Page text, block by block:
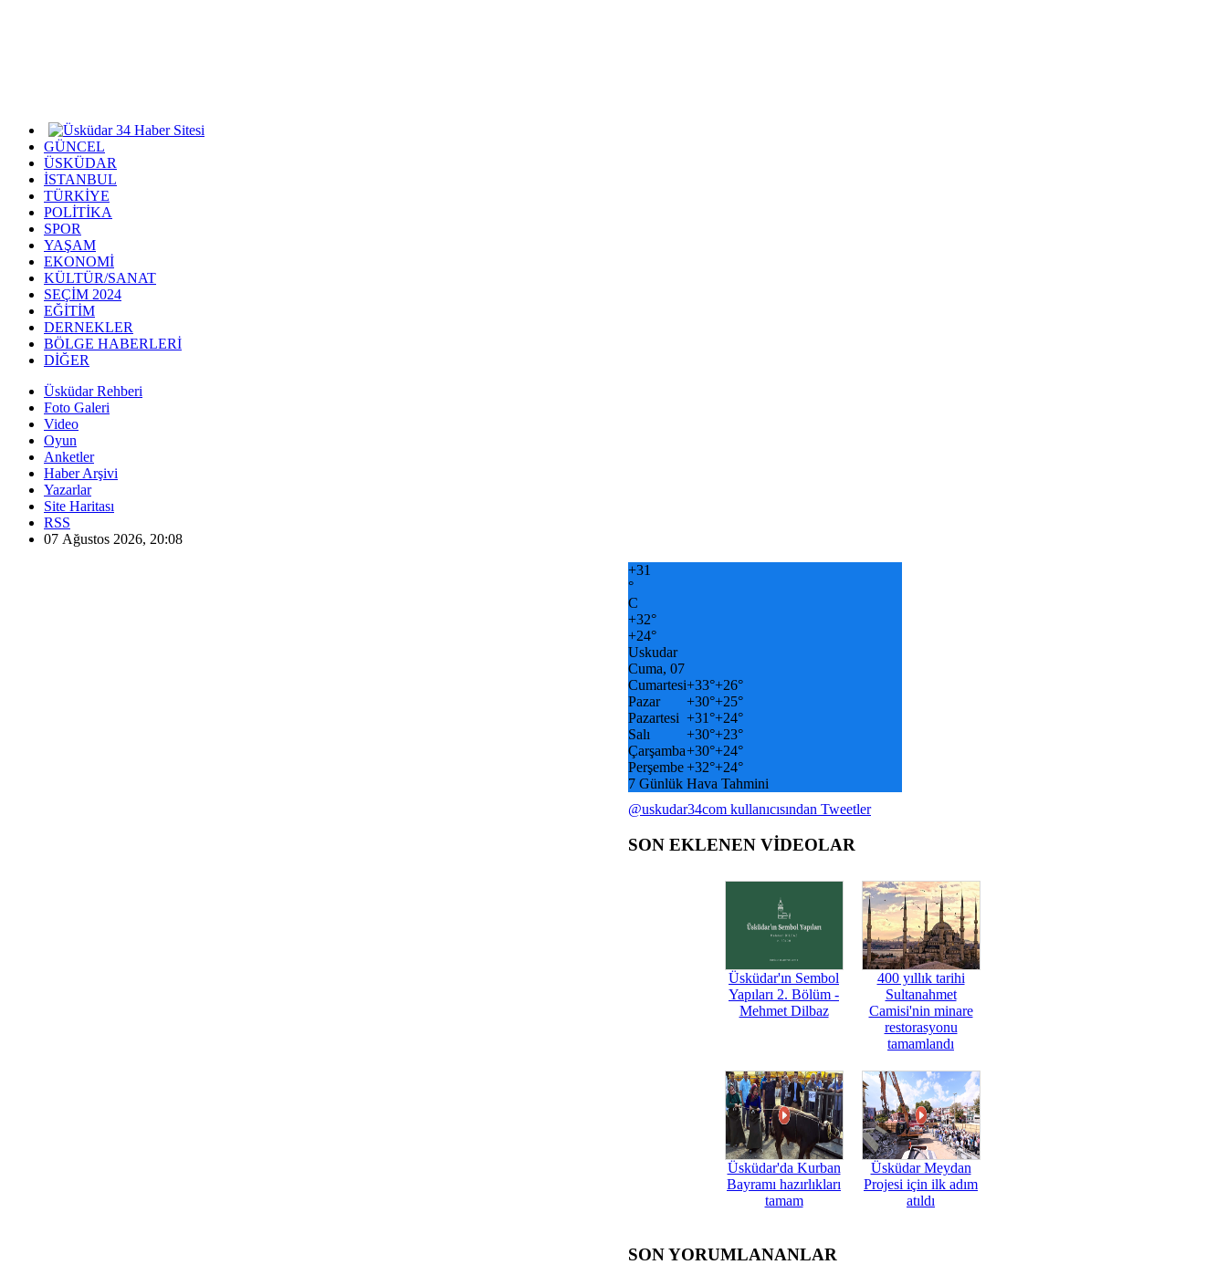
GÜNCEL
ÜSKÜDAR
İSTANBUL
TÜRKİYE
POLİTİKA
SPOR
YAŞAM
EKONOMİ
KÜLTÜR/SANAT
SEÇİM 2024
EĞİTİM
DERNEKLER
BÖLGE HABERLERİ
DİĞER
Üsküdar Rehberi
Foto Galeri
Video
Oyun
Anketler
Haber Arşivi
Yazarlar
Site Haritası
RSS
07 Ağustos 2026, 20:08
+31
°
C
+32°
+24°
Uskudar
Cuma, 07
Cumartesi+33°+26°
Pazar
+30°+25°
Pazartesi +31°+24°
Salı
+30°+23°
Çarşamba+30°+24°
Perşembe+32°+24°
7 Günlük Hava Tahmini
@uskudar34com kullanıcısından Tweetler
SON EKLENEN VİDEOLAR
Üsküdar'ın Sembol
Yapıları 2. Bölüm -
Mehmet Dilbaz
400 yıllık tarihi
Sultanahmet
Camisi'nin minare
restorasyonu
tamamlandı
Üsküdar'da Kurban
Bayramı hazırlıkları
tamam
Üsküdar Meydan
Projesi için ilk adım
atıldı
SON YORUMLANANLAR